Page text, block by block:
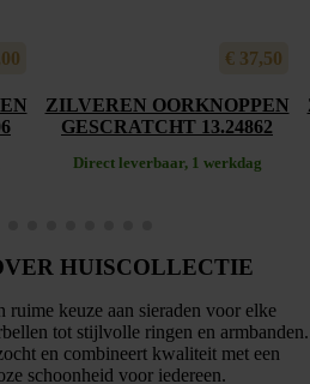
€ 37,50
ZILVEREN OORKNOPPEN
GESCRATCHT 13.24862
Direct leverbaar, 1 werkdag
HUISCOLLECTIE
ruime keuze aan sieraden voor elke
tot stijlvolle ringen en armbanden.
en combineert kwaliteit met een
schoonheid voor iedereen.